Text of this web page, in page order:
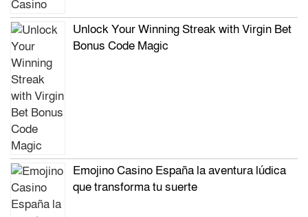
Unlock Your Winning Streak with Virgin Bet
Bonus Code Magic
Emojino Casino España la aventura lúdica
que transforma tu suerte